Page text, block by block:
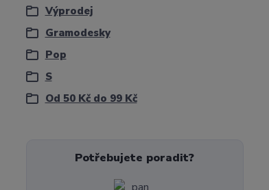
Výprodej
Gramodesky
Pop
S
Od 50 Kč do 99 Kč
Potřebujete poradit?